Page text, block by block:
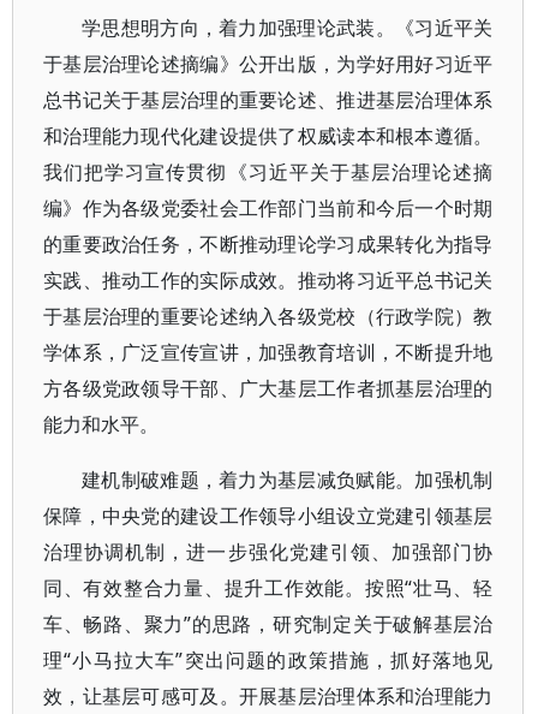
学思想明方向，着力加强理论武装。《习近平关
于基层治理论述摘编》公开出版，为学好用好习近平
总书记关于基层治理的重要论述、推进基层治理体系
和治理能力现代化建设提供了权威读本和根本遵循。
我们把学习宣传贯彻《习近平关于基层治理论述摘
编》作为各级党委社会工作部门当前和今后一个时期
的重要政治任务，不断推动理论学习成果转化为指导
实践、推动工作的实际成效。推动将习近平总书记关
于基层治理的重要论述纳入各级党校（行政学院）教
学体系，广泛宣传宣讲，加强教育培训，不断提升地
方各级党政领导干部、广大基层工作者抓基层治理的
能力和水平。
建机制破难题，着力为基层减负赋能。加强机制
保障，中央党的建设工作领导小组设立党建引领基层
治理协调机制，进一步强化党建引领、加强部门协
同、有效整合力量、提升工作效能。按照“壮马、轻
车、畅路、聚力”的思路，研究制定关于破解基层治
理“小马拉大车”突出问题的政策措施，抓好落地见
效，让基层可感可及。开展基层治理体系和治理能力